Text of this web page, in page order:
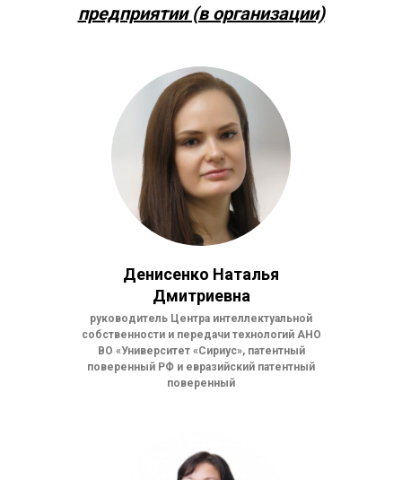
предприятии (в организации)
Денисенко Наталья
Дмитриевна
руководитель Центра интеллектуальной
собственности и передачи технологий АНО
ВО «Университет «Сириус», патентный
поверенный РФ и евразийский патентный
поверенный